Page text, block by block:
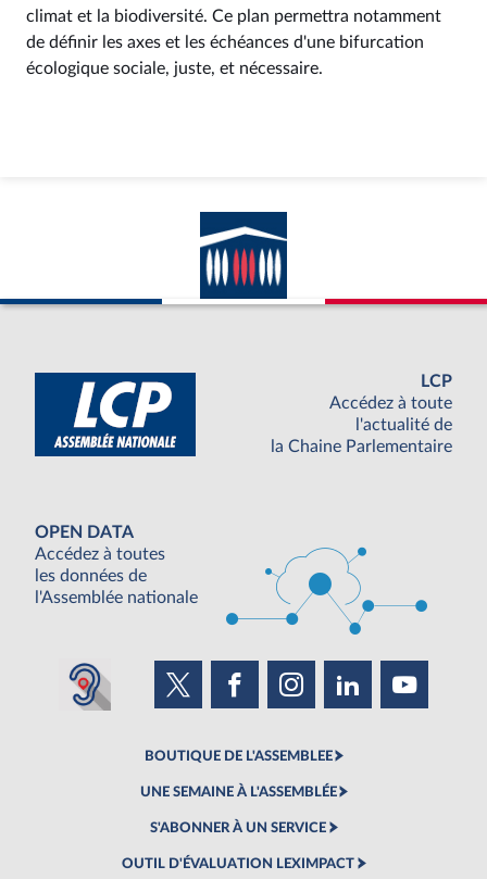
climat et la biodiversité. Ce plan permettra notamment
de définir les axes et les échéances d'une bifurcation
écologique sociale, juste, et nécessaire.
LCP
Accédez à toute
l'actualité de
la Chaine Parlementaire
OPEN DATA
Accédez à toutes
les données de
l'Assemblée nationale
BOUTIQUE DE L'ASSEMBLEE
UNE SEMAINE À L'ASSEMBLÉE
S'ABONNER À UN SERVICE
OUTIL D'ÉVALUATION LEXIMPACT